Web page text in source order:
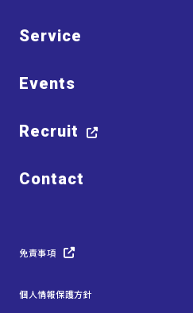
Service
Events
Recruit
Contact
免責事項
個人情報保護方針